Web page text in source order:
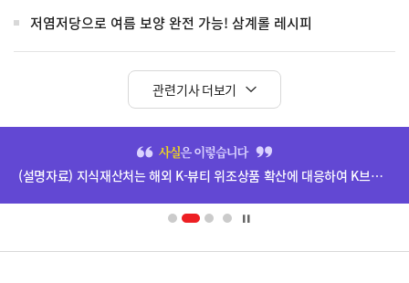
저염저당으로 여름 보양 완전 가능! 삼계롤 레시피
관련기사 더보기
영
(설명자료) 지식재산처는 해외 K-뷰티 위조상품 확산에 대응하여 K브랜드 정부인증, 유통차단, 국제공조까지 K-브랜드 보호를 강화하고 있습니다.